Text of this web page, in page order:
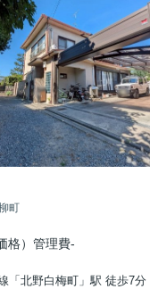
町
格） 管理費-
「北野白梅町」駅 徒歩7分